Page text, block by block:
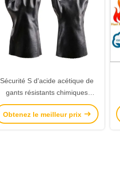
Sécurité S d'acide acétique de
gants résistants chimiques
d'UKCA anti à taille de XXL
Obtenez le meilleur prix